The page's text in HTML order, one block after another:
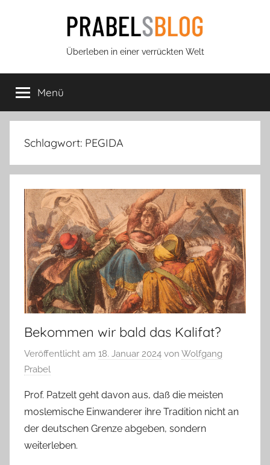
Prabels
Blog
Überleben in einer verrückten Welt
Menü
Schlagwort: PEGIDA
Bekommen wir bald das Kalifat?
Veröffentlicht am 18. Januar 2024 von Wolfgang
Prabel
Prof. Patzelt geht davon aus, daß die meisten
moslemische Einwanderer ihre Tradition nicht an
der deutschen Grenze abgeben, sondern
weiterleben.